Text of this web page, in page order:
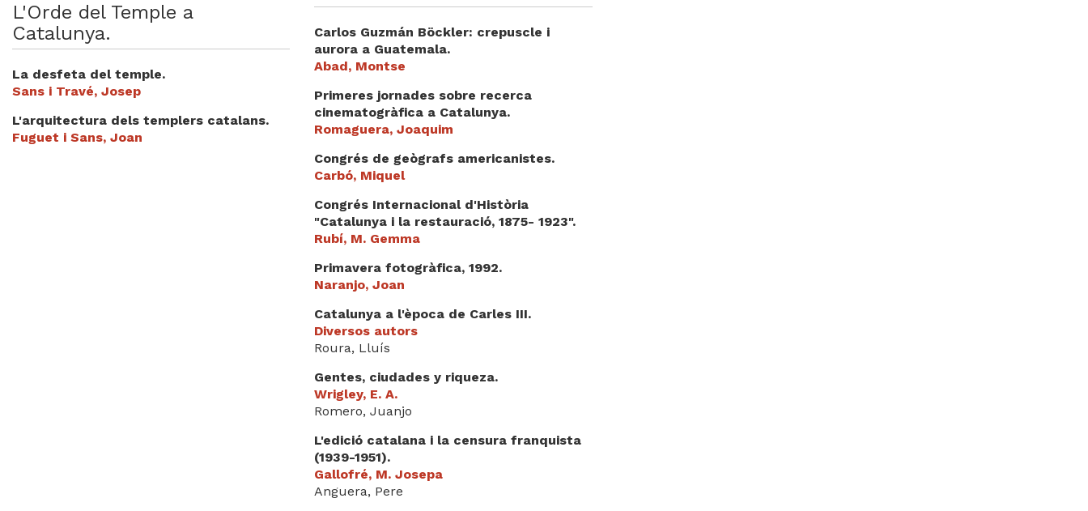
L'Orde del Temple a
Catalunya.
La desfeta del temple.
Sans i Travé, Josep
L'arquitectura dels templers catalans.
Fuguet i Sans, Joan
Carlos Guzmán Böckler: crepuscle i
aurora a Guatemala.
Abad, Montse
Primeres jornades sobre recerca
cinematogràfica a Catalunya.
Romaguera, Joaquim
Congrés de geògrafs americanistes.
Carbó, Miquel
Congrés Internacional d'Història
"Catalunya i la restauració, 1875- 1923".
Rubí, M. Gemma
Primavera fotogràfica, 1992.
Naranjo, Joan
Catalunya a l'època de Carles III.
Diversos autors
Roura, Lluís
Gentes, ciudades y riqueza.
Wrigley, E. A.
Romero, Juanjo
L'edició catalana i la censura franquista
(1939-1951).
Gallofré, M. Josepa
Anguera, Pere